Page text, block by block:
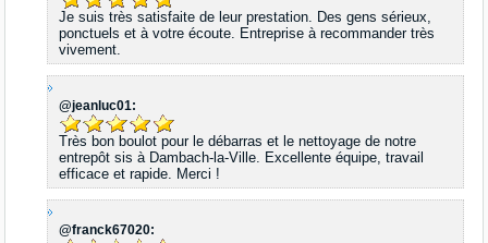
Je suis très satisfaite de leur prestation. Des gens sérieux,
ponctuels et à votre écoute. Entreprise à recommander très
vivement.
@jeanluc01:
Très bon boulot pour le débarras et le nettoyage de notre
entrepôt sis à Dambach-la-Ville. Excellente équipe, travail
efficace et rapide. Merci !
@franck67020: